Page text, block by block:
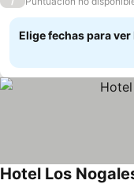
Elige fechas para
Hotel Los